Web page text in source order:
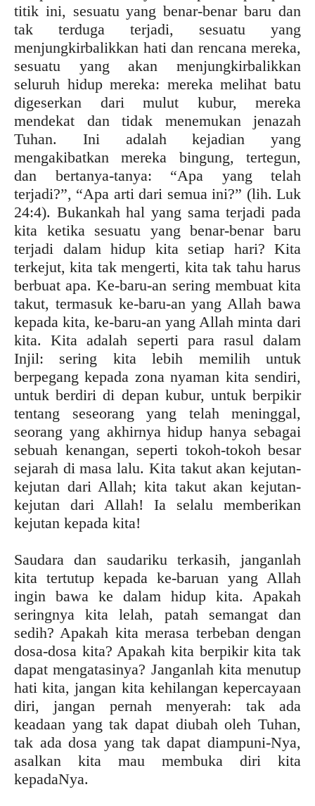
titik ini, sesuatu yang benar-benar baru dan
tak terduga terjadi, sesuatu yang
menjungkirbalikkan hati dan rencana mereka,
sesuatu yang akan menjungkirbalikkan
seluruh hidup mereka: mereka melihat batu
digeserkan dari mulut kubur, mereka
mendekat dan tidak menemukan jenazah
Tuhan. Ini adalah kejadian yang
mengakibatkan mereka bingung, tertegun,
dan bertanya-tanya: “Apa yang telah
terjadi?”, “Apa arti dari semua ini?” (lih. Luk
24:4). Bukankah hal yang sama terjadi pada
kita ketika sesuatu yang benar-benar baru
terjadi dalam hidup kita setiap hari? Kita
terkejut, kita tak mengerti, kita tak tahu harus
berbuat apa. Ke-baru-an sering membuat kita
takut, termasuk ke-baru-an yang Allah bawa
kepada kita, ke-baru-an yang Allah minta dari
kita. Kita adalah seperti para rasul dalam
Injil: sering kita lebih memilih untuk
berpegang kepada zona nyaman kita sendiri,
untuk berdiri di depan kubur, untuk berpikir
tentang seseorang yang telah meninggal,
seorang yang akhirnya hidup hanya sebagai
sebuah kenangan, seperti tokoh-tokoh besar
sejarah di masa lalu. Kita takut akan kejutan-
kejutan dari Allah; kita takut akan kejutan-
kejutan dari Allah! Ia selalu memberikan
kejutan kepada kita!
Saudara dan saudariku terkasih, janganlah
kita tertutup kepada ke-baruan yang Allah
ingin bawa ke dalam hidup kita. Apakah
seringnya kita lelah, patah semangat dan
sedih? Apakah kita merasa terbeban dengan
dosa-dosa kita? Apakah kita berpikir kita tak
dapat mengatasinya? Janganlah kita menutup
hati kita, jangan kita kehilangan kepercayaan
diri, jangan pernah menyerah: tak ada
keadaan yang tak dapat diubah oleh Tuhan,
tak ada dosa yang tak dapat diampuni-Nya,
asalkan kita mau membuka diri kita
kepadaNya.